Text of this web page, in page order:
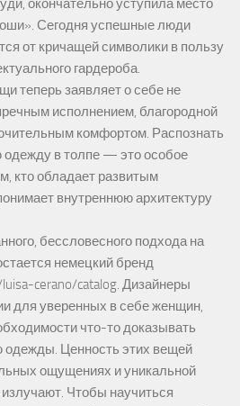
окончательно уступила место
Сегодня успешные люди
от кричащей символики в пользу
гардероба.
теперь заявляет о себе не
исполнением, благородной
комфортом. Распознать
в толпе — это особое
кто обладает развитым
внутреннюю архитектуру
бессловесного подхода на
немецкий бренд
cerano/catalog. Дизайнеры
для уверенных в себе женщин,
что-то доказывать
Ценность этих вещей
ощущениях и уникальной
излучают. Чтобы научиться